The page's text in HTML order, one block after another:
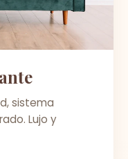
sistema
Lujo y